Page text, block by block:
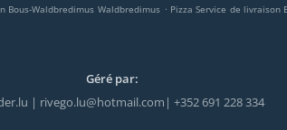
Bous-Waldbredimus Waldbredimus . Pizza Service de livraison
Géré par:
| rivego.lu@hotmail.com| +352 691 228 334